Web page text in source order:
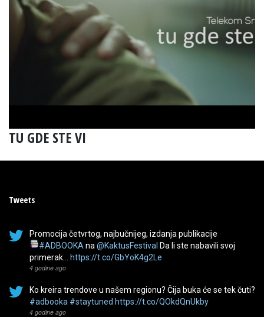
TU GDE STE VI
Tweets
Promocija četvrtog, najbučnijeg, izdanja publikacije
#ADBOOKA na @KaktusFestival Da li ste nabavili svoj
primerak…
https://t.co/GbYoK4g2Le
4 godine ago
Ko kreira trendove u našem regionu? Čija buka će se tek čuti?
#adbooka #staytuned https://t.co/QOkdQnUkby
4 godine ago